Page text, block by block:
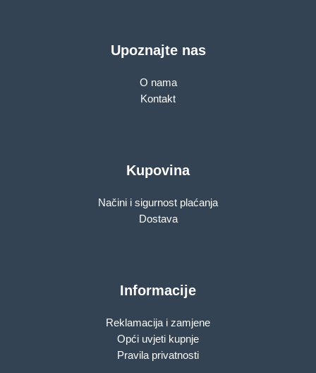
Upoznajte nas
O nama
Kontakt
Kupovina
Načini i sigurnost plaćanja
Dostava
Informacije
Reklamacija i zamjene
Opći uvjeti kupnje
Pravila privatnosti